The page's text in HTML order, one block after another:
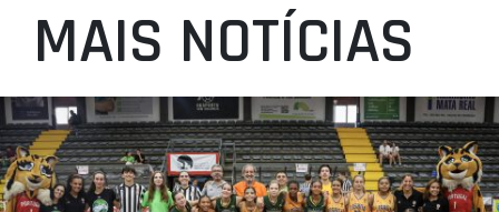
MAIS NOTÍCIAS